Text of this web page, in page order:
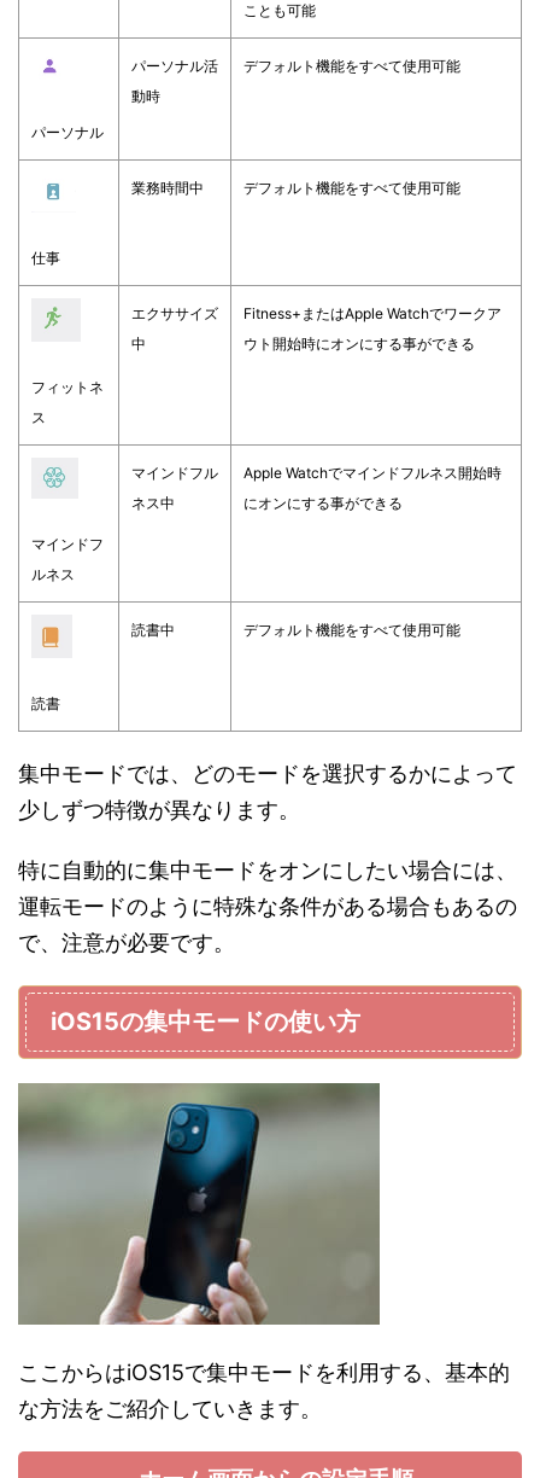
ことも可能
パーソナル
パーソナル活
動時
デフォルト機能をすべて使用可能
仕事
業務時間中 デフォルト機能をすべて使用可能
フィットネ
ス
エクササイズ
中
Fitness+またはApple Watchでワークア
ウト開始時にオンにする事ができる
マインドフ
ルネス
マインドフル
ネス中
Apple Watchでマインドフルネス開始時
にオンにする事ができる
読書
読書中 デフォルト機能をすべて使用可能
集中モードでは、どのモードを選択するかによって
少しずつ特徴が異なります。
特に自動的に集中モードをオンにしたい場合には、
運転モードのように特殊な条件がある場合もあるの
で、注意が必要です。
iOS15の集中モードの使い方
ここからはiOS15で集中モードを利用する、基本的
な方法をご紹介していきます。